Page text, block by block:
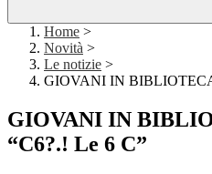
Home >
Novità >
Le notizie >
GIOVANI IN
GIOVANI IN
“C6?.! Le 6 C”